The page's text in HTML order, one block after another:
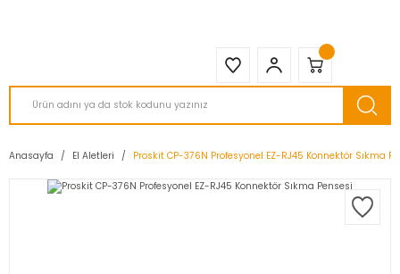
Anasayfa El Aletleri Proskit CP-376N Profesyonel EZ-RJ45 Konnektör Sıkma